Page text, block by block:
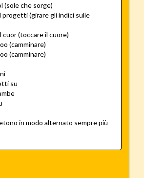
(sole che sorge)
progetti (girare gli indici sulle
cuor (toccare il cuore)
(camminare)
(camminare)
su
in modo alternato sempre più